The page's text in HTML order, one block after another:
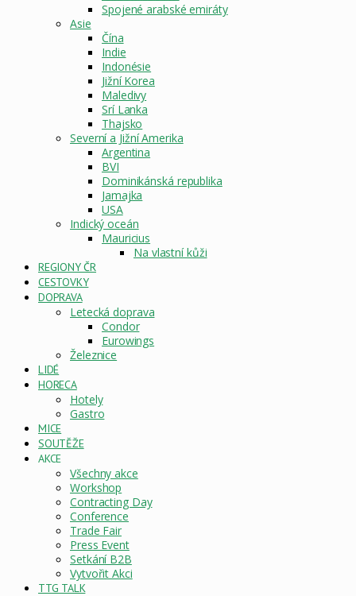
Spojené arabské emiráty
Asie
Čína
Indie
Indonésie
Jižní Korea
Maledivy
Srí Lanka
Thajsko
Severní a Jižní Amerika
Argentina
BVI
Dominikánská republika
Jamajka
USA
Indický oceán
Mauricius
Na vlastní kůži
REGIONY ČR
CESTOVKY
DOPRAVA
Letecká doprava
Condor
Eurowings
Železnice
LIDÉ
HORECA
Hotely
Gastro
MICE
SOUTĚŽE
AKCE
Všechny akce
Workshop
Contracting Day
Conference
Trade Fair
Press Event
Setkání B2B
Vytvořit Akci
TTG TALK